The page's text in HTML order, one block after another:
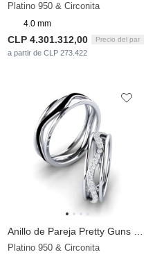
Platino 950 & Circonita
4.0 mm
CLP 4.301.312,00 Precio del par
a partir de CLP 273.422
Platino 950 & Circonita